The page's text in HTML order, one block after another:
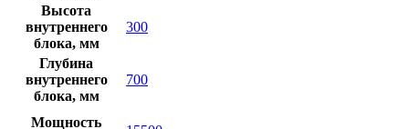
Высота
внутреннего
блока, мм
300
Глубина
внутреннего
блока, мм
700
Мощность